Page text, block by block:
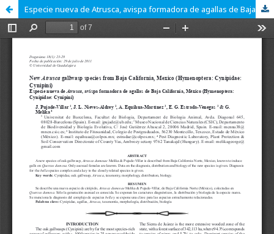
Especie nueva de Atrusca, avispa formadora de agallas de Baja California, México (Hymenoptera: Cynipidae: Cynipini)